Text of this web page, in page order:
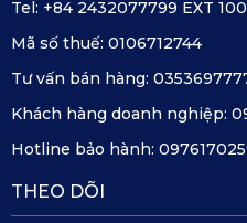
3. Kết Luận
Thảm Sàn Ô Tô 360 KIA
hảo để bảo vệ và nâng cấp
liệu PVC an toàn, khả năng
màu sắc (đen, kem, nâu, ghi,
Tel: +84 2432077799 EXT 100
Mã số thuế: 0106712744
Tư vấn bán hàng:
Khách hàng doanh nghiệp:
Hotline bảo hành:
THEO DÕI